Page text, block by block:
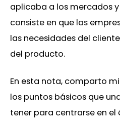
aplicaba a los mercados
consiste en que las
las necesidades del
del producto.
En esta nota, comparto
los puntos básicos que
tener para centrarse en el